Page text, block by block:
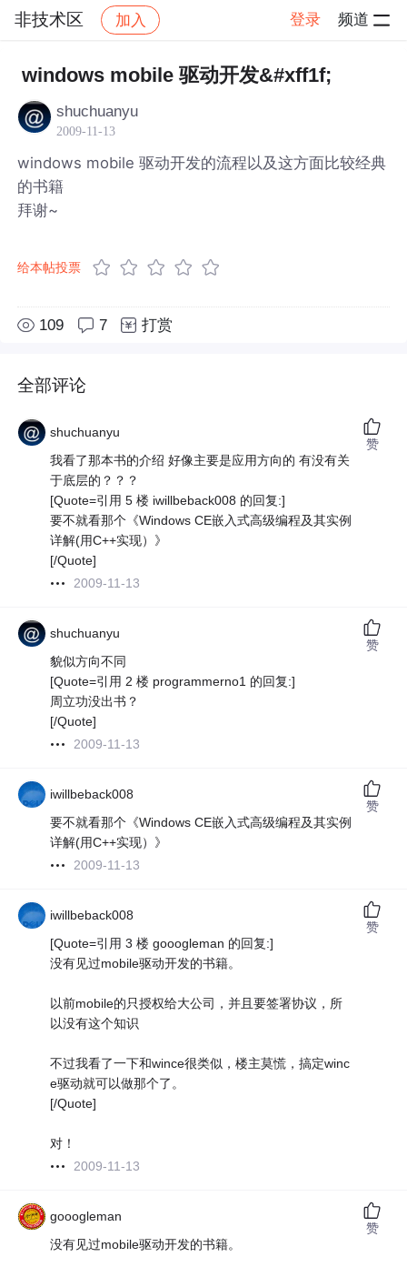
非技术区 加入 登录 频道
社区 帖子详情
windows mobile 驱动开发&#xff1f;
shuchuanyu
2009-11-13
windows mobile 驱动开发的流程以及这方面比较经典
的书籍
拜谢~
给本帖投票
109 7 打赏
全部评论
shuchuanyu
我看了那本书的介绍 好像主要是应用方向的 有没有关
于底层的？？？
[Quote=引用 5 楼 iwillbeback008 的回复:]
要不就看那个《Windows CE嵌入式高级编程及其实例
详解(用C++实现）》
[/Quote]
2009-11-13
赞
shuchuanyu
貌似方向不同
[Quote=引用 2 楼 programmerno1 的回复:]
周立功没出书？
[/Quote]
2009-11-13
赞
iwillbeback008
要不就看那个《Windows CE嵌入式高级编程及其实例
详解(用C++实现）》
2009-11-13
赞
iwillbeback008
[Quote=引用 3 楼 gooogleman 的回复:]
没有见过mobile驱动开发的书籍。
以前mobile的只授权给大公司，并且要签署协议，所
以没有这个知识
不过我看了一下和wince很类似，楼主莫慌，搞定winc
e驱动就可以做那个了。
[/Quote]
对！
2009-11-13
赞
gooogleman
没有见过mobile驱动开发的书籍。
赞